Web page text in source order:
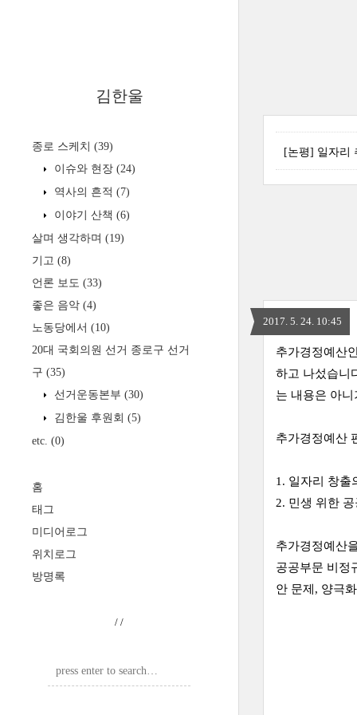
김한울
종로 스케치 (39)
이슈와 현장 (24)
역사의 흔적 (7)
이야기 산책 (6)
살며 생각하며 (19)
기고 (8)
언론 보도 (33)
좋은 음악 (4)
노동당에서 (10)
20대 국회의원 선거 종로구 선거
구 (35)
선거운동본부 (30)
김한울 후원회 (5)
etc. (0)
홈
태그
미디어로그
위치로그
방명록
/ /
[논평] 일자리
2017. 5. 24. 10:45
추가경정예산
하고 나섰습니
는 내용은 아
추가경정예산
1. 일자리 창출
2. 민생 위한
추가경정예산
공공부문 비정
안 문제, 양극